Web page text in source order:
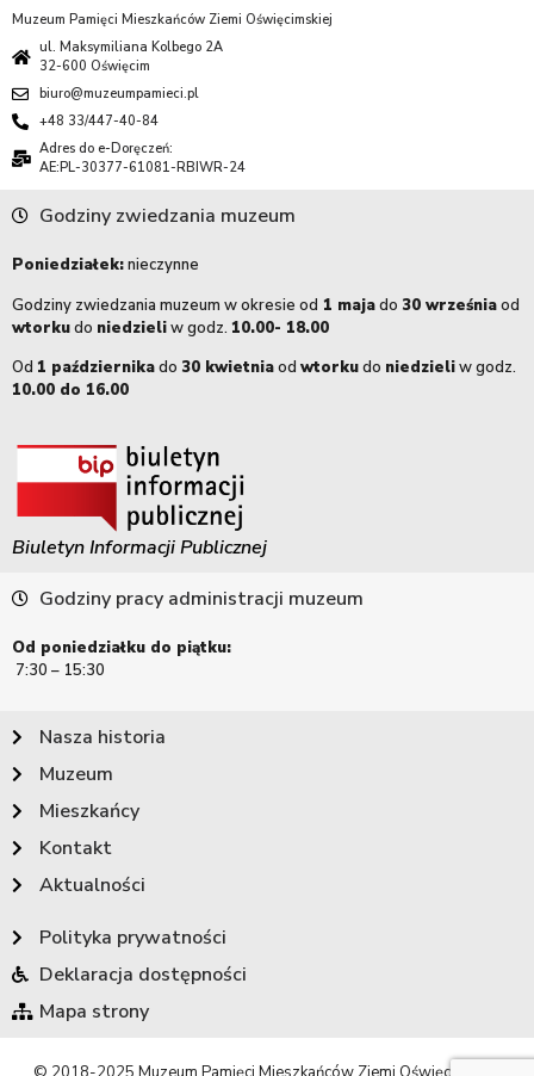
Muzeum Pamięci Mieszkańców Ziemi Oświęcimskiej
ul. Maksymiliana Kolbego 2A
32-600 Oświęcim
biuro@muzeumpamieci.pl
+48 33/447-40-84
Adres do e-Doręczeń:
AE:PL-30377-61081-RBIWR-24
Godziny zwiedzania muzeum
Poniedziałek:nieczynne
Godziny zwiedzania muzeum w okresie od 1 majado 30 wrześniaod
wtorkudo niedzieliw godz. 10.00- 18.00
Od 1 październikado 30 kwietniaod wtorkudo niedzieliw godz.
10.00 do 16.00
Biuletyn Informacji Publicznej
Godziny pracy administracji muzeum
Od poniedziałku do piątku:
7:30 – 15:30
Nasza historia
Muzeum
Mieszkańcy
Kontakt
Aktualności
Polityka prywatności
Deklaracja dostępności
Mapa strony